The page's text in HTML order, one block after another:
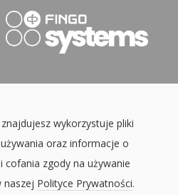
wykorzystuje pliki
oraz informacje o
cofania zgody na używanie
naszej Polityce Prywatności.